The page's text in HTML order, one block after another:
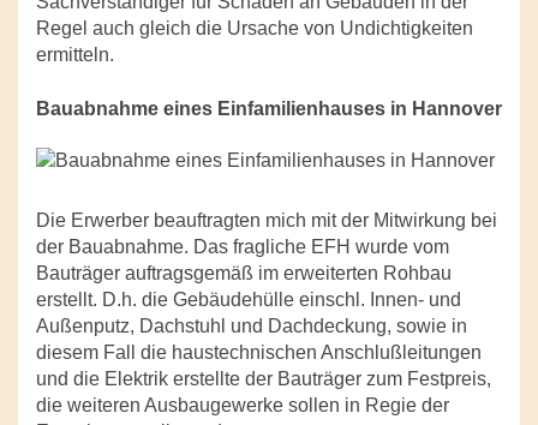
Regel auch gleich die Ursache von Undichtigkeiten
ermitteln.
Bauabnahme eines Einfamilienhauses in Hannover
Die Erwerber beauftragten mich mit der Mitwirkung bei
der Bauabnahme. Das fragliche EFH wurde vom
Bauträger auftragsgemäß im erweiterten Rohbau
erstellt. D.h. die Gebäudehülle einschl. Innen- und
Außenputz, Dachstuhl und Dachdeckung, sowie in
diesem Fall die haustechnischen Anschlußleitungen
und die Elektrik erstellte der Bauträger zum Festpreis,
die weiteren Ausbaugewerke sollen in Regie der